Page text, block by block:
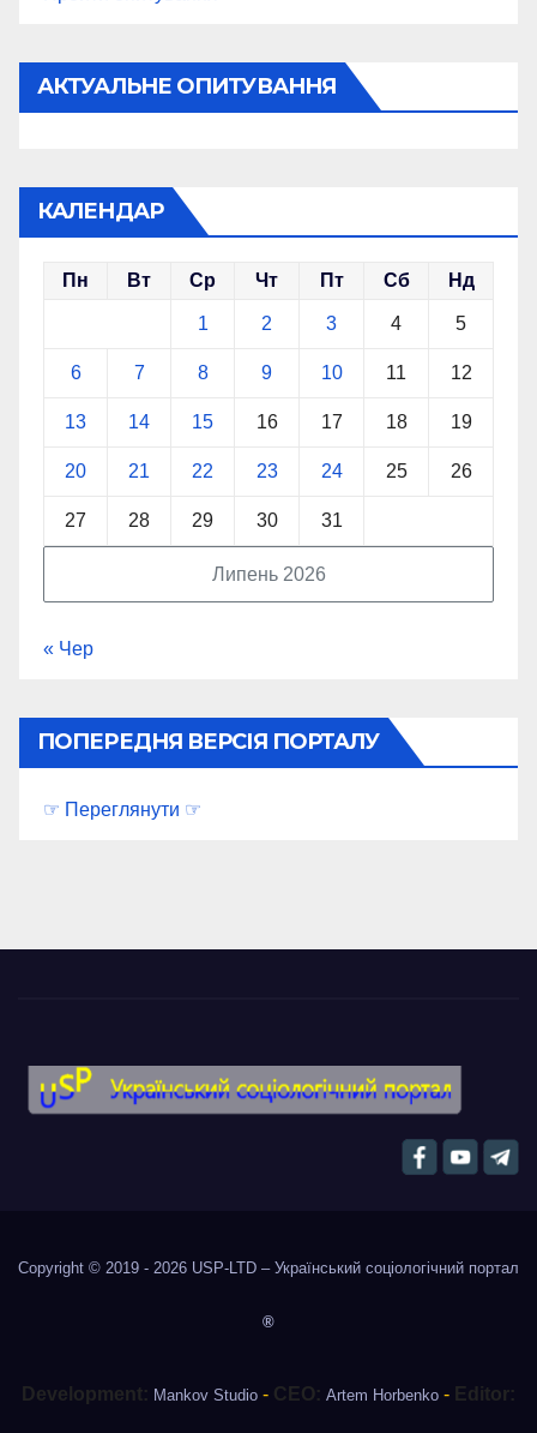
АКТУАЛЬНЕ ОПИТУВАННЯ
КАЛЕНДАР
Липень 2026
Пн Вт Ср Чт Пт Сб Нд
1 2 3 4 5
6 7 8 9 10 11 12
13 14 15 16 17 18 19
20 21 22 23 24 25 26
27 28 29 30 31
« Чер
ПОПЕРЕДНЯ ВЕРСІЯ ПОРТАЛУ
☞ Переглянути ☞
Copyright © 2019 - 2026 USP-LTD – Український соціологічний портал
®
Development: Mankov Studio - CEO: Artem Horbenko - Editor: